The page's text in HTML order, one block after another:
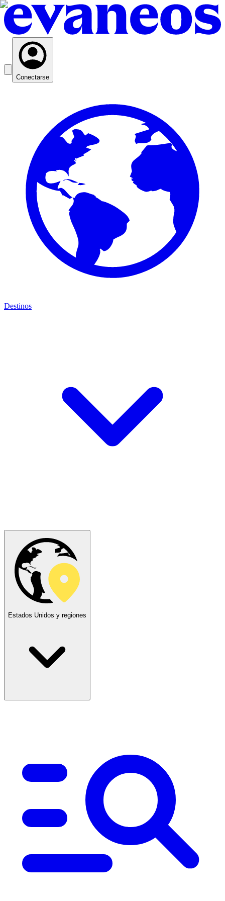
Conectarse
Destinos
Estados Unidos y regiones